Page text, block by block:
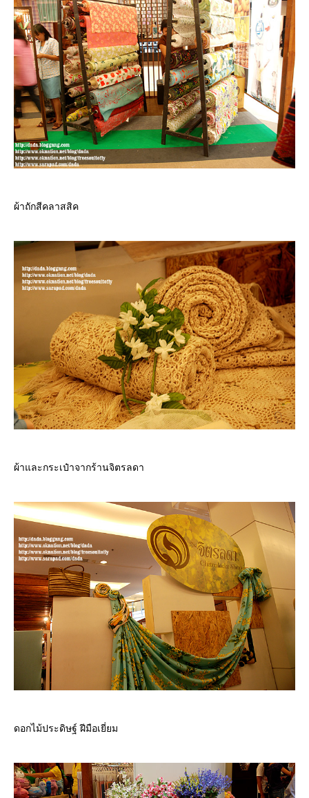
ผ้าถักสีคลาสสิค
ผ้าและกระเป๋าจากร้านจิตรลดา
ดอกไม้ประดิษฐ์ ฝีมือเยี่ยม